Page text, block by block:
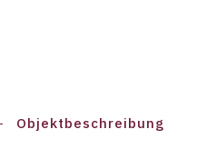
Objektbeschreibung